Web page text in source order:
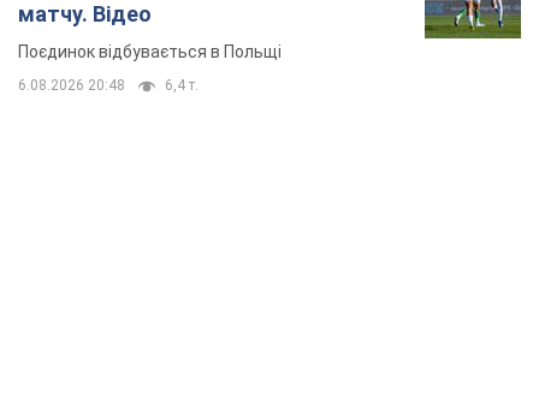
матчу. Відео
Поєдинок відбувається в Польщі
6.08.2026 20:48 6,4 т.